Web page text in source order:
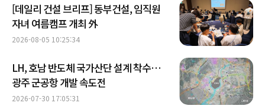
[데일리 건설 브리프] 동부건설, 임직원
자녀 여름캠프 개최 外
2026-08-05 10:25:34
LH, 호남 반도체 국가산단 설계 착수…
광주 군공항 개발 속도전
2026-07-30 17:05:31